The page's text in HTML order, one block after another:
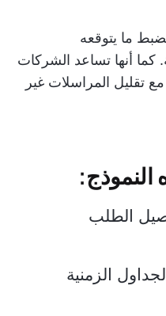
ما يتوقعه
كما أنها تساعد الشركات
مع تقليل المراسلات غير
النموذج:
الطلب
الزمنية